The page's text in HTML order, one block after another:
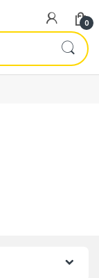
0